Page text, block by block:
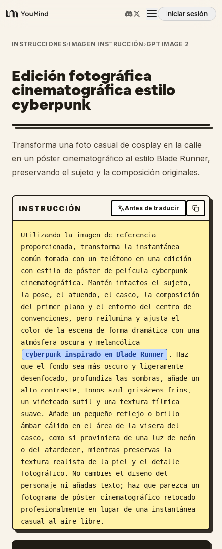
YouMind
Iniciar sesión
Resumen
Casos de uso
Habilidades
Prompts
Precios
Descargar
Blog
Actualizaciones
INSTRUCCIONES›IMAGEN INSTRUCCIÓN ›GPT IMAGE 2
Edición fotográfica
cinematográfica estilo
cyberpunk
Transforma una foto casual de cosplay en la calle
en un póster cinematográfico al estilo Blade Runner,
preservando el sujeto y la composición originales.
INSTRUCCIÓN Antes de traducir
Utilizando la imagen de referencia
proporcionada, transforma la instantánea
común tomada con un teléfono en una edición
con estilo de póster de película cyberpunk
cinematográfica. Mantén intactos el sujeto,
la pose, el atuendo, el casco, la composición
del primer plano y el entorno del centro de
convenciones, pero reilumina y ajusta el
color de la escena de forma dramática con una
atmósfera oscura y melancólica
cyberpunk inspirado en Blade Runner
. Haz
que el fondo sea más oscuro y ligeramente
desenfocado, profundiza las sombras, añade un
alto contraste, tonos azul grisáceos fríos,
un viñeteado sutil y una textura fílmica
suave. Añade un pequeño reflejo o brillo
ámbar cálido en el área de la visera del
casco, como si proviniera de una luz de neón
o del atardecer, mientras preservas la
textura realista de la piel y el detalle
fotográfico. No cambies el diseño del
personaje ni añadas texto; haz que parezca un
fotograma de póster cinematográfico retocado
profesionalmente en lugar de una instantánea
casual al aire libre.